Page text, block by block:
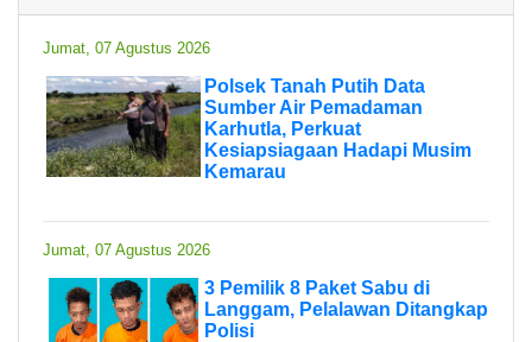
Jumat, 07 Agustus 2026
Polsek Tanah Putih Data
Sumber Air Pemadaman
Karhutla, Perkuat
Kesiapsiagaan Hadapi Musim
Kemarau
Jumat, 07 Agustus 2026
3 Pemilik 8 Paket Sabu di
Langgam, Pelalawan Ditangkap
Polisi